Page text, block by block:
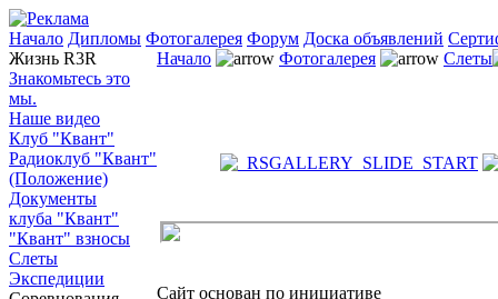
Начало Дипломы Фотогалерея Форум Доска объявлений
Жизнь R3R
Знакомьтесь это
мы.
Наше видео
Клуб "Квант"
Радиоклуб "Квант"
(Положение)
Документы
клуба "Квант"
"Квант" взносы
Слеты
Экспедиции
Начало Фотогалерея Слеты
Сайт основан по инициативе